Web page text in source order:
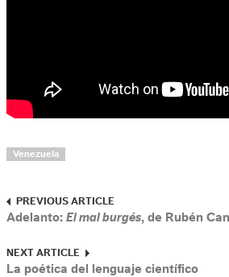
Venezuela
PREVIOUS ARTICLE
Adelanto: El mal burgés, de Rubén
NEXT ARTICLE
La poética del lenguaje científico